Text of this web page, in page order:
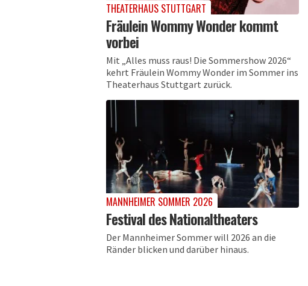
THEATERHAUS STUTTGART
Fräulein Wommy Wonder kommt
vorbei
Mit „Alles muss raus! Die Sommershow 2026“
kehrt Fräulein Wommy Wonder im Sommer ins
Theaterhaus Stuttgart zurück.
MANNHEIMER SOMMER 2026
Festival des Nationaltheaters
Der Mannheimer Sommer will 2026 an die
Ränder blicken und darüber hinaus.